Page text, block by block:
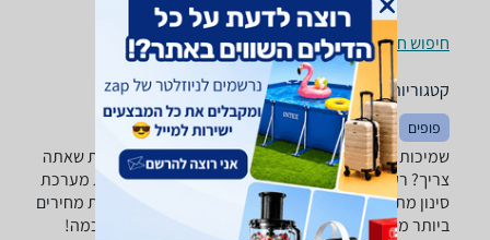
חיפוש חנויות שמיכות וכריות לפי עיר
קטגוריות משלימות
פופים מיטות שטיחים
שמיכות וכריות - ‏כרית נוי רוצה למצוא את השמיכה וכרית שאתה
צריך? רק בזאפ תמצא מאות ביקורות על שמיכות וכריות מערכת
סינון מתקדמת לפי סוג המוצר , מידע נוסף ועוד, השוואת מחירים
ביותר מאלף חנויות לבית לגן ולמשרד ותקבל החלטה חכמה!